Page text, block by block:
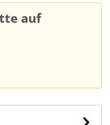
auf